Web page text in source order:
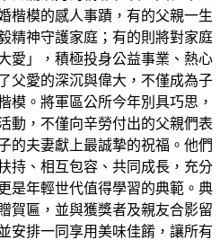
楷模的感人事蹟，有的父親一生
精神守護家庭；有的則將對家庭
愛」，積極投身公益事業、熱心
父愛的深沉與偉大，不僅成為子
模。將軍區公所今年別具巧思，
動，不僅向辛勞付出的父親們表
的夫妻獻上最誠摯的祝福。他們
持、相互包容、共同成長，充分
是年輕世代值得學習的典範。典
賀匾，並與獲獎者及親友合影留
安排一同享用美味佳餚，讓所有